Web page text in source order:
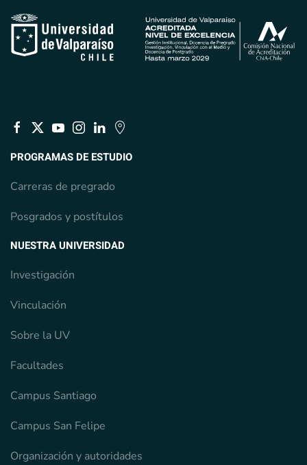
PROGRAMAS DE ESTUDIO
Carreras de pregrado
Posgrados y postítulos
NUESTRA UNIVERSIDAD
Investigación
Vinculación
Sobre la UV
Facultades
Campus Santiago
Campus San Felipe
Organización y autoridades